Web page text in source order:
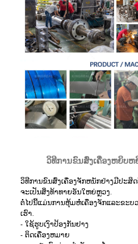
ວິທີການຂົນສົ່ງເຄື່ອງຫຍິບຫ
ວິທີການຂົນສົ່ງເຄື່ອງຈັກຫນັກຢ່າງມີປະສິ
ຈະເປັນສິ່ງທ້າທາຍອັນໃຫຍ່ຫຼວງ.
ຕໍ່ໄປນີ້ແມ່ນການຫຸ້ມຫໍ່ເຄື່ອງຈັກແລະຂະບ
ເຮົາ.
- ໃຊ້ຮູບເງົາປ້ອງກັນຢາງ
- ຕິດເຄື່ອງຫມາຍ